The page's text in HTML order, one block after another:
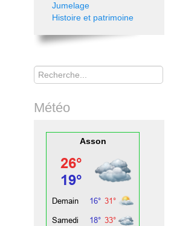
Jumelage
Histoire et patrimoine
Rechercher
Météo
Asson